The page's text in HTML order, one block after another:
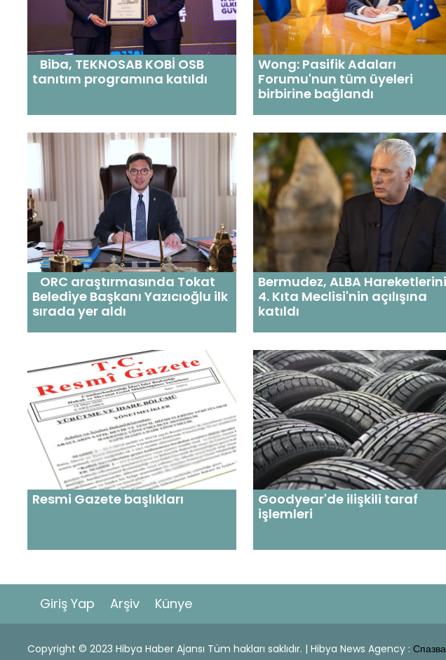
Biba, TEKNOSAB KOBİ OSB
tanıtım programına katıldı
Wong: Pasifik Adaları
Forumu'nun tüm üyeleri
birbirine bağlandı
ORC araştırmasında Tokat
Belediye Başkanı Yazıcıoğlu ilk
sırada yer aldı
Bermudez, ALBA
4. Kıta Meclisi'nin açılışına
katıldı
Resmi Gazete başlıkları
Goodyear'de ilişkili taraf
işlemleri
Giriş Yap Arşiv Künye
Copyright © 2023 Hibya Haber Ajansı Tüm hakları saklıdır. | Hibya News Agency :